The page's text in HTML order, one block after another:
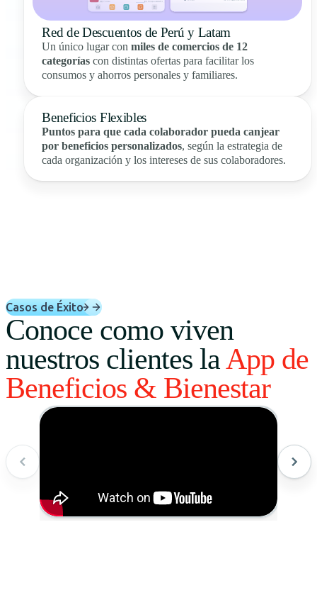
Red de Descuentos de Perú y Latam
Un único lugar conmiles de comercios de 12
categorías con distintas ofertas para facilitar los
consumos y ahorros personales y familiares.
Beneficios Flexibles
Puntos para que cada colaborador pueda canjear
por beneficios personalizados, según la estrategia de
cada organización y los intereses de sus colaboradores.
Casos de Éxito
Conoce como viven
nuestros clientes laApp de
Beneficios & Bienestar